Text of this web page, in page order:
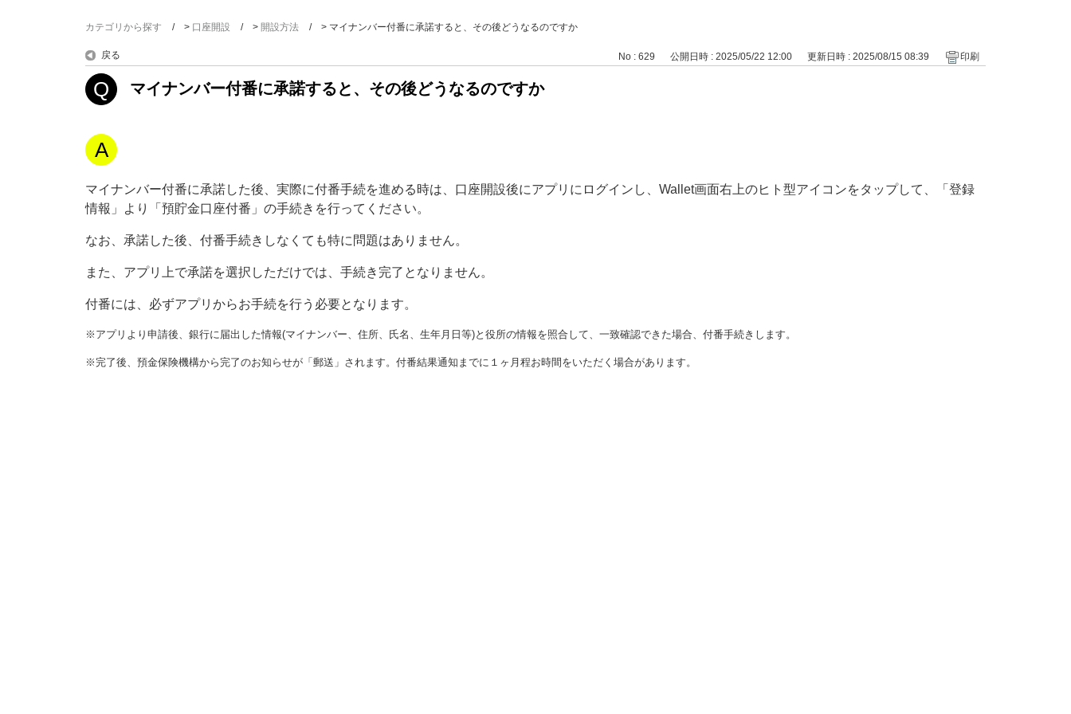
カテゴリから探す > 口座開設 > 開設方法 > マイナンバー付番に承諾すると、その後どうなるのですか
戻る No : 629 公開日時 : 2025/05/22 12:00 更新日時 : 2025/08/15 08:39 印刷
マイナンバー付番に承諾すると、その後どうなるのですか
マイナンバー付番に承諾した後、実際に付番手続を進める時は、口座開設後にアプリにログインし、Wallet画面右上のヒト型アイコンをタップして、「登録
情報」より「預貯金口座付番」の手続きを行ってください。
なお、承諾した後、付番手続きしなくても特に問題はありません。
また、アプリ上で承諾を選択しただけでは、手続き完了となりません。
付番には、必ずアプリからお手続を行う必要となります。
※アプリより申請後、銀行に届出した情報(マイナンバー、住所、氏名、生年月日等)と役所の情報を照合して、一致確認できた場合、付番手続きします。
※完了後、預金保険機構から完了のお知らせが「郵送」されます。付番結果通知までに１ヶ月程お時間をいただく場合があります。